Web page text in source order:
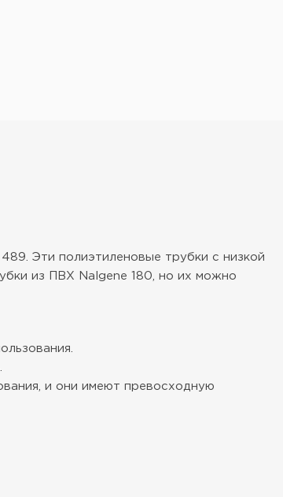
Эти полиэтиленовые трубки с низкой
из ПВХ Nalgene 180, но их можно
и они имеют превосходную